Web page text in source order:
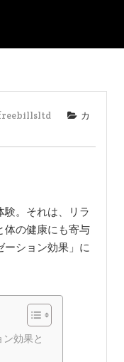
カ
。それは、リラ
体の健康にも寄与
ーション効果」に
効果と